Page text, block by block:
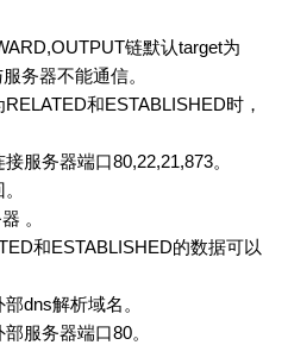
链默认target为
务器不能通信。
和ESTABLISHED时，
服务器端口80,22,21,873。
。
和ESTABLISHED的数据可以
dns解析域名。
服务器端口80。